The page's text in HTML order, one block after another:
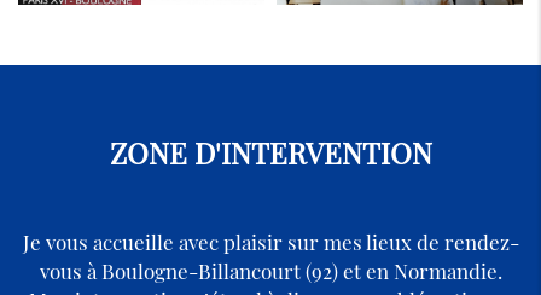
ZONE D'INTERVENTION
Je vous accueille avec plaisir sur mes lieux de rendez-
vous à Boulogne-Billancourt (92) et en Normandie.